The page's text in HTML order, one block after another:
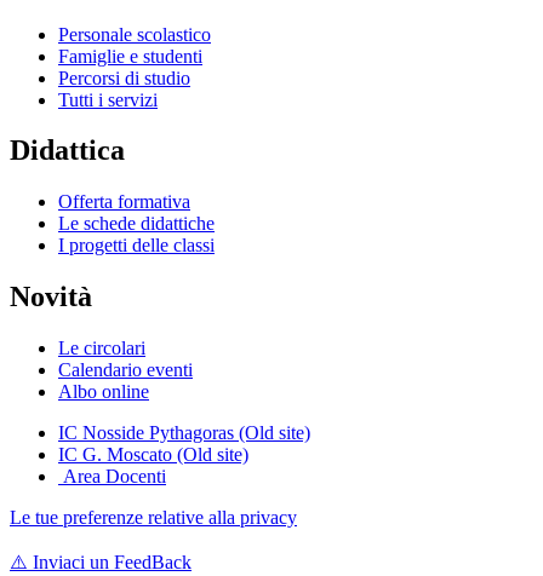
Personale scolastico
Famiglie e studenti
Percorsi di studio
Tutti i servizi
Didattica
Offerta formativa
Le schede didattiche
I progetti delle classi
Novità
Le circolari
Calendario eventi
Albo online
IC Nosside Pythagoras (Old site)
IC G. Moscato (Old site)
Area Docenti
Le tue preferenze relative alla privacy
⚠️ Inviaci un FeedBack